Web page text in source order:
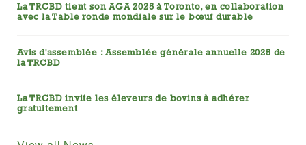
La TRCBD tient son AGA 2025 à Toronto, en collaboration
avec la Table ronde mondiale sur le bœuf durable
Avis d'assemblée : Assemblée générale annuelle 2025 de
la TRCBD
La TRCBD invite les éleveurs de bovins à adhérer
gratuitement